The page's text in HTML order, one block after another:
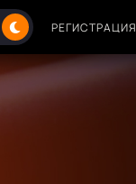
РЕГИСТРАЦИЯ